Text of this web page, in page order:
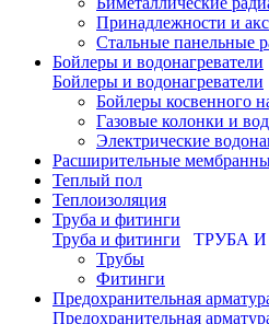
Принадлежности и
Стальные панельные
Бойлеры и водонагреватели
Бойлеры и водонагреватели
Бойлеры косвенного
Газовые колонки и
Электрические
Расширительные
Теплый пол
Теплоизоляция
Труба и фитинги
Труба и фитинги
ТРУБА
Трубы
Фитинги
Предохранительная
Предохранительная